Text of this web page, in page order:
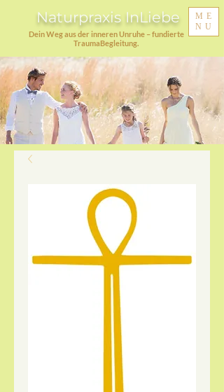
Naturpraxis InLiebe
Dein Weg aus der inneren Unruhe – fundierte
TraumaBegleitung.
ME
NU